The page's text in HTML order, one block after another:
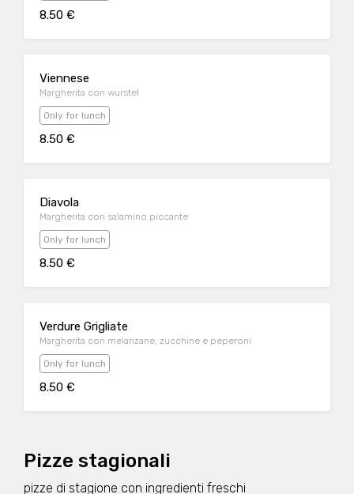
8.50 €
Viennese
Margherita con wurstel
Only for lunch
8.50 €
Diavola
Margherita con salamino piccante
Only for lunch
8.50 €
Verdure Grigliate
Margherita con melanzane, zucchine e peperoni
Only for lunch
8.50 €
Pizze stagionali
pizze di stagione con ingredienti freschi